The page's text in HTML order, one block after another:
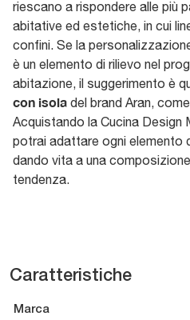
riescano a rispondere alle più
abitative ed estetiche, in cui
confini. Se la
è un elemento di rilievo nel
abitazione, il suggerimento è
con isola del brand Aran,
Acquistando la Cucina Design
potrai adattare ogni elemento
dando vita a una
tendenza.
Caratteristiche
Marca